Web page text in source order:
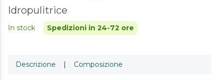
Idropulitrice
In stock Spedizioni in 24-72 ore
Descrizione | Composizione